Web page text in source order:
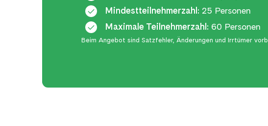
Mindestteilnehmerzahl: 25 Personen
Maximale Teilnehmerzahl: 60 Personen
Beim Angebot sind Satzfehler, Änderungen und Irrtümer